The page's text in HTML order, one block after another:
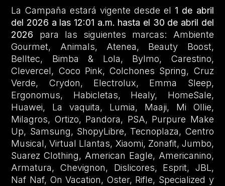
La Campaña estará vigente desde el 1 de abril
del 2026 a las 12:01 a.m. hasta el 30 de abril del
2026 para las siguientes marcas: Ambiente
Gourmet, Animals, Atenea, Beauty Boost,
Belltec, Bimba & Lola, Bylmo, Carestino,
Clevercel, Coco Pink, Colchones Spring, Cruz
Verde, Crydon, Electrolux, Emma Sleep,
Ergonomus, Habicletas, Healy, HomeSale,
Huawei, La vaquita, Lumia, Maaji, Mi Ollie,
Milagros, Ortizo, Pandora, PSA, Purpure Make
Up, Samsung, ShopyLibre, Tecnoplaza, Centro
Musical, Virtual Llantas, Xiaomi, Zonafit, Jumbo,
Suarez Clothing, American Eagle, Americanino,
Armatura, Chevignon, Dislicores, Esprit, JBL,
Naf Naf, On Vacation, Oster, Rifle, Specialized y